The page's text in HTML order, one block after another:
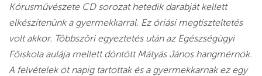
Kórusművészete CD sorozat hetedik darabját kellett
elkészítenünk a gyermekkarral. Ez óriási megtiszteltetés
volt akkor. Többszöri egyeztetés után az Egészségügyi
Főiskola aulája mellett döntött Mátyás János hangmérnök.
A felvételek öt napig tartottak és a gyermekkarnak ez egy